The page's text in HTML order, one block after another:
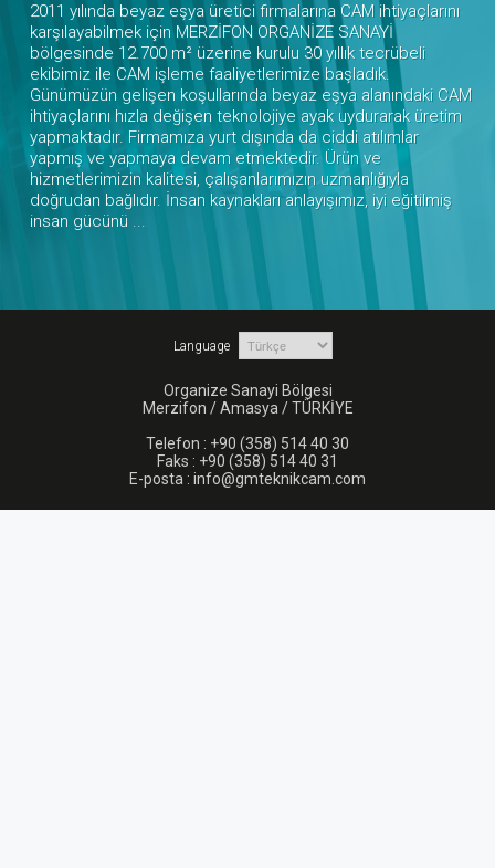
2011 yılında beyaz eşya üretici firmalarına CAM ihtiyaçlarını
karşılayabilmek için MERZİFON ORGANİZE SANAYİ
bölgesinde 12.700 m² üzerine kurulu 30 yıllık tecrübeli
ekibimiz ile CAM işleme faaliyetlerimize başladık.
Günümüzün gelişen koşullarında beyaz eşya alanındaki CAM
ihtiyaçlarını hızla değişen teknolojiye ayak uydurarak üretim
yapmaktadır. Firmamıza yurt dışında da ciddi atılımlar
yapmış ve yapmaya devam etmektedir. Ürün ve
hizmetlerimizin kalitesi, çalışanlarımızın uzmanlığıyla
doğrudan bağlıdır. İnsan kaynakları anlayışımız, iyi eğitilmiş
insan gücünü ...
Language
Organize Sanayi Bölgesi
Merzifon / Amasya / TÜRKİYE
Telefon : +90 (358) 514 40 30
Faks : +90 (358) 514 40 31
E-posta : info@gmteknikcam.com